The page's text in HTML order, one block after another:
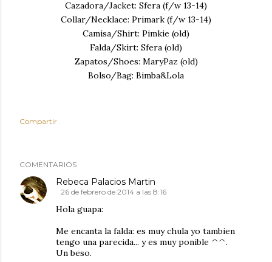
Cazadora/Jacket: Sfera (f/w 13-14)
Collar/Necklace: Primark (f/w 13-14)
Camisa/Shirt: Pimkie (old)
Falda/Skirt: Sfera (old)
Zapatos/Shoes: MaryPaz (old)
Bolso/Bag: Bimba&Lola
Compartir
COMENTARIOS
Rebeca Palacios Martin
26 de febrero de 2014 a las 8:16
Hola guapa:
Me encanta la falda: es muy chula yo tambien
tengo una parecida... y es muy ponible ^^.
Un beso.